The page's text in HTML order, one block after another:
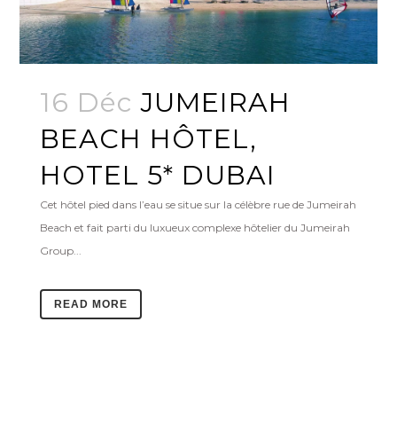
16 Déc JUMEIRAH
BEACH HÔTEL,
HOTEL 5* DUBAI
Cet hôtel pied dans l’eau se situe sur la célèbre rue de Jumeirah
Beach et fait parti du luxueux complexe hôtelier du Jumeirah
Group...
READ MORE